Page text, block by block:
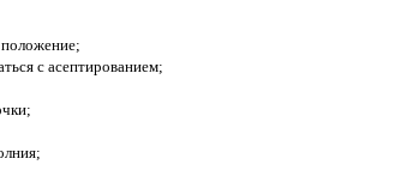
с асептированием;